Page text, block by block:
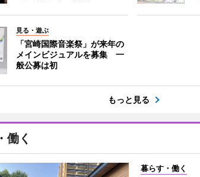
見る・遊ぶ
「宮崎国際音楽祭」が来年の
メインビジュアルを募集 一
般公募は初
もっと見る
働く
暮らす・働く